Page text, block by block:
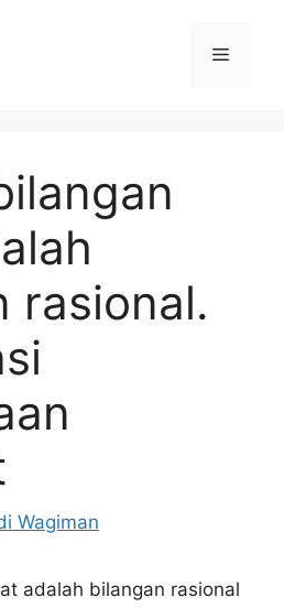
Menu
rasional.
Wagiman
adalah bilangan rasional